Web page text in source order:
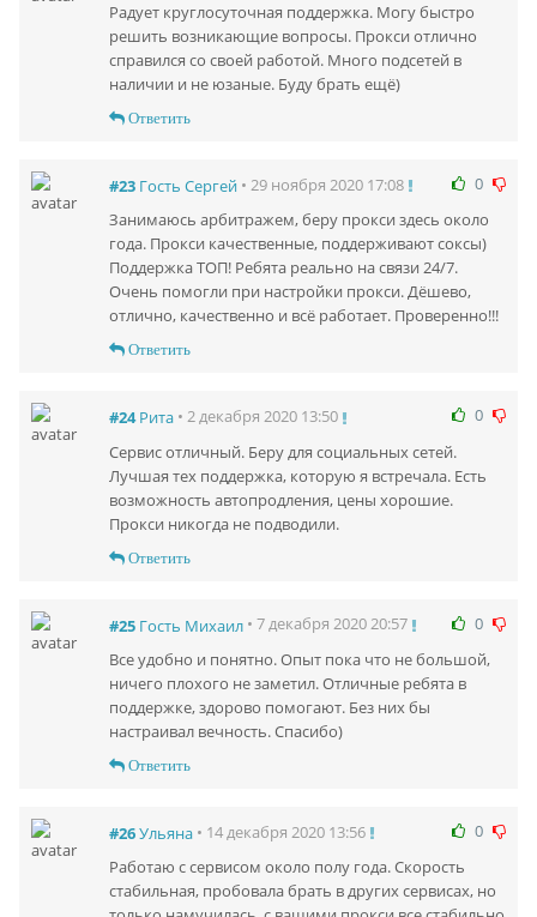
Радует круглосуточная поддержка. Могу быстро
решить возникающие вопросы. Прокси отлично
справился со своей работой. Много подсетей в
наличии и не юзаные. Буду брать ещё)
Ответить
0
#23 Гость Сергей • 29 ноября 2020 17:08
Занимаюсь арбитражем, беру прокси здесь около
года. Прокси качественные, поддерживают соксы)
Поддержка ТОП! Ребята реально на связи 24/7.
Очень помогли при настройки прокси. Дёшево,
отлично, качественно и всё работает. Проверенно!!!
Ответить
0
#24 Рита • 2 декабря 2020 13:50
Сервис отличный. Беру для социальных сетей.
Лучшая тех поддержка, которую я встречала. Есть
возможность автопродления, цены хорошие.
Прокси никогда не подводили.
Ответить
0
#25 Гость Михаил • 7 декабря 2020 20:57
Все удобно и понятно. Опыт пока что не большой,
ничего плохого не заметил. Отличные ребята в
поддержке, здорово помогают. Без них бы
настраивал вечность. Спасибо)
Ответить
0
#26Ульяна • 14 декабря 2020 13:56
Работаю с сервисом около полу года. Скорость
стабильная, пробовала брать в других сервисах, но